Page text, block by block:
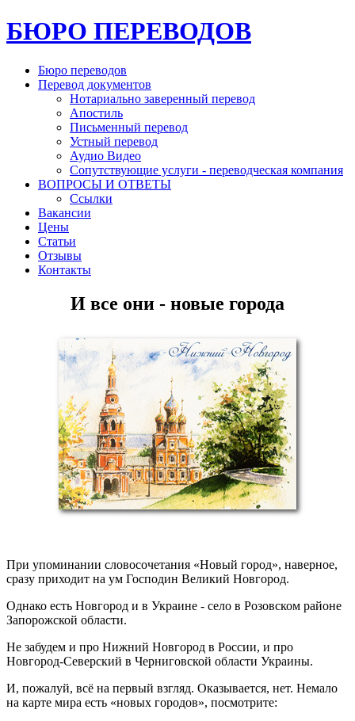
БЮРО ПЕРЕВОДОВ
Бюро переводов
Перевод документов
Нотариально заверенный перевод
Апостиль
Письменный перевод
Устный перевод
Аудио Видео
Сопутствующие услуги - переводческая компания
ВОПРОСЫ И ОТВЕТЫ
Ссылки
Вакансии
Цены
Статьи
Отзывы
Контакты
И все они - новые города
При упоминании словосочетания «Новый город», наверное,
сразу приходит на ум Господин Великий Новгород.
Однако есть Новгород и в Украине - село в Розовском районе
Запорожской области.
Не забудем и про Нижний Новгород в России, и про
Новгород-Северский в Черниговской области Украины.
И, пожалуй, всё на первый взгляд. Оказывается, нет. Немало
на карте мира есть «новых городов», посмотрите: